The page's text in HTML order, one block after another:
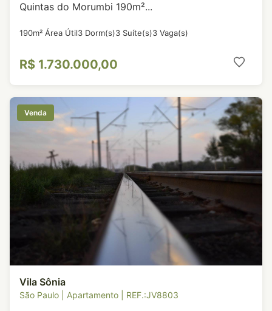
Quintas do Morumbi 190m²...
190m² Área Útil3 Dorm(s)3 Suíte(s)3 Vaga(s)
R$ 1.730.000,00
Venda
Vila Sônia
São Paulo | Apartamento | REF.:JV8803